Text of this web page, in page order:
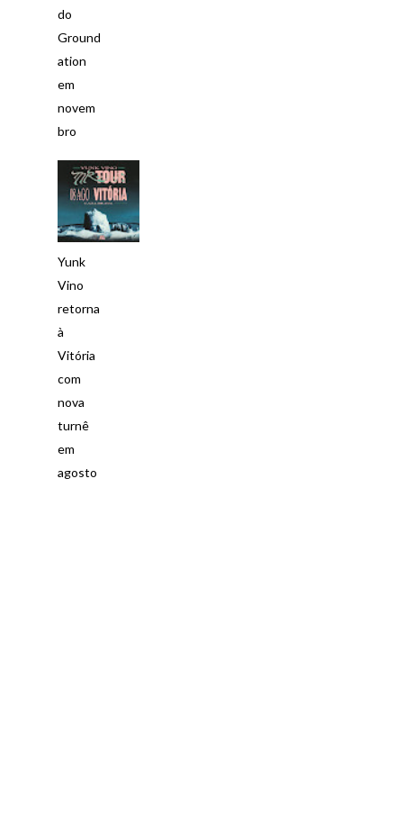
do
Ground
ation
em
novem
bro
Yunk
Vino
retorna
à
Vitória
com
nova
turnê
em
agosto